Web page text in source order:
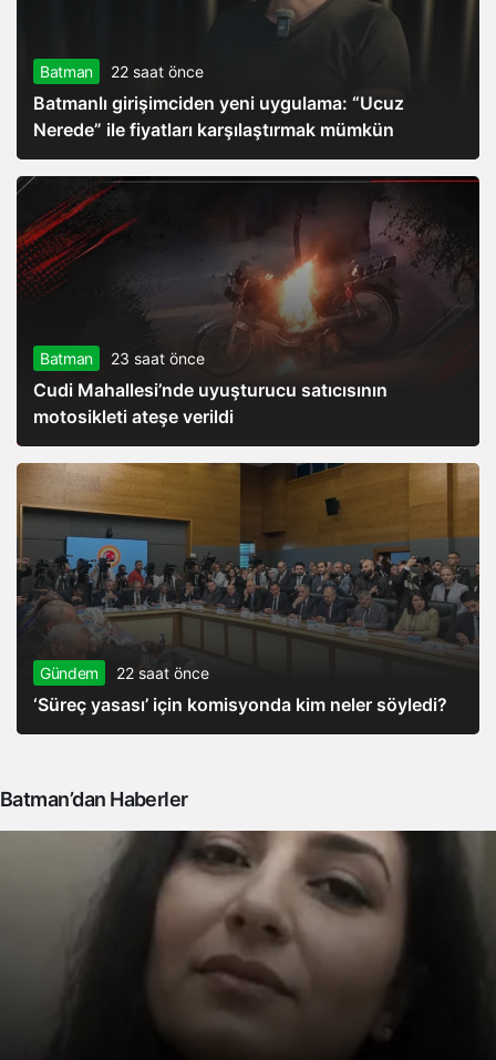
Batman 22 saat önce
Batmanlı girişimciden yeni uygulama: “Ucuz
Nerede” ile fiyatları karşılaştırmak mümkün
Batman 23 saat önce
Cudi Mahallesi’nde uyuşturucu satıcısının
motosikleti ateşe verildi
Gündem 22 saat önce
‘Süreç yasası’ için komisyonda kim neler söyledi?
Batman’dan Haberler